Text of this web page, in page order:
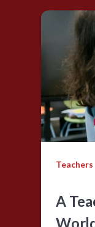
Teachers
A